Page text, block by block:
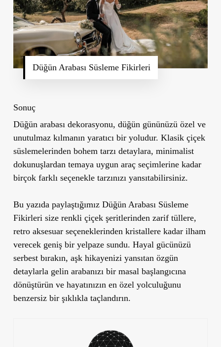
Düğün Arabası Süsleme Fikirleri
Sonuç
Düğün arabası dekorasyonu, düğün gününüzü özel ve
unutulmaz kılmanın yaratıcı bir yoludur. Klasik çiçek
süslemelerinden bohem tarzı detaylara, minimalist
dokunuşlardan temaya uygun araç seçimlerine kadar
birçok farklı seçenekle tarzınızı yansıtabilirsiniz.
Bu yazıda paylaştığımız Düğün Arabası Süsleme
Fikirleri size renkli çiçek şeritlerinden zarif tüllere,
retro aksesuar seçeneklerinden kristallere kadar ilham
verecek geniş bir yelpaze sundu. Hayal gücünüzü
serbest bırakın, aşk hikayenizi yansıtan özgün
detaylarla gelin arabanızı bir masal başlangıcına
dönüştürün ve hayatınızın en özel yolculuğunu
benzersiz bir şıklıkla taçlandırın.